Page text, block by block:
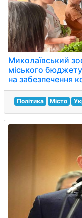
Миколаївський
міського
на забезпечення
Політика Місто